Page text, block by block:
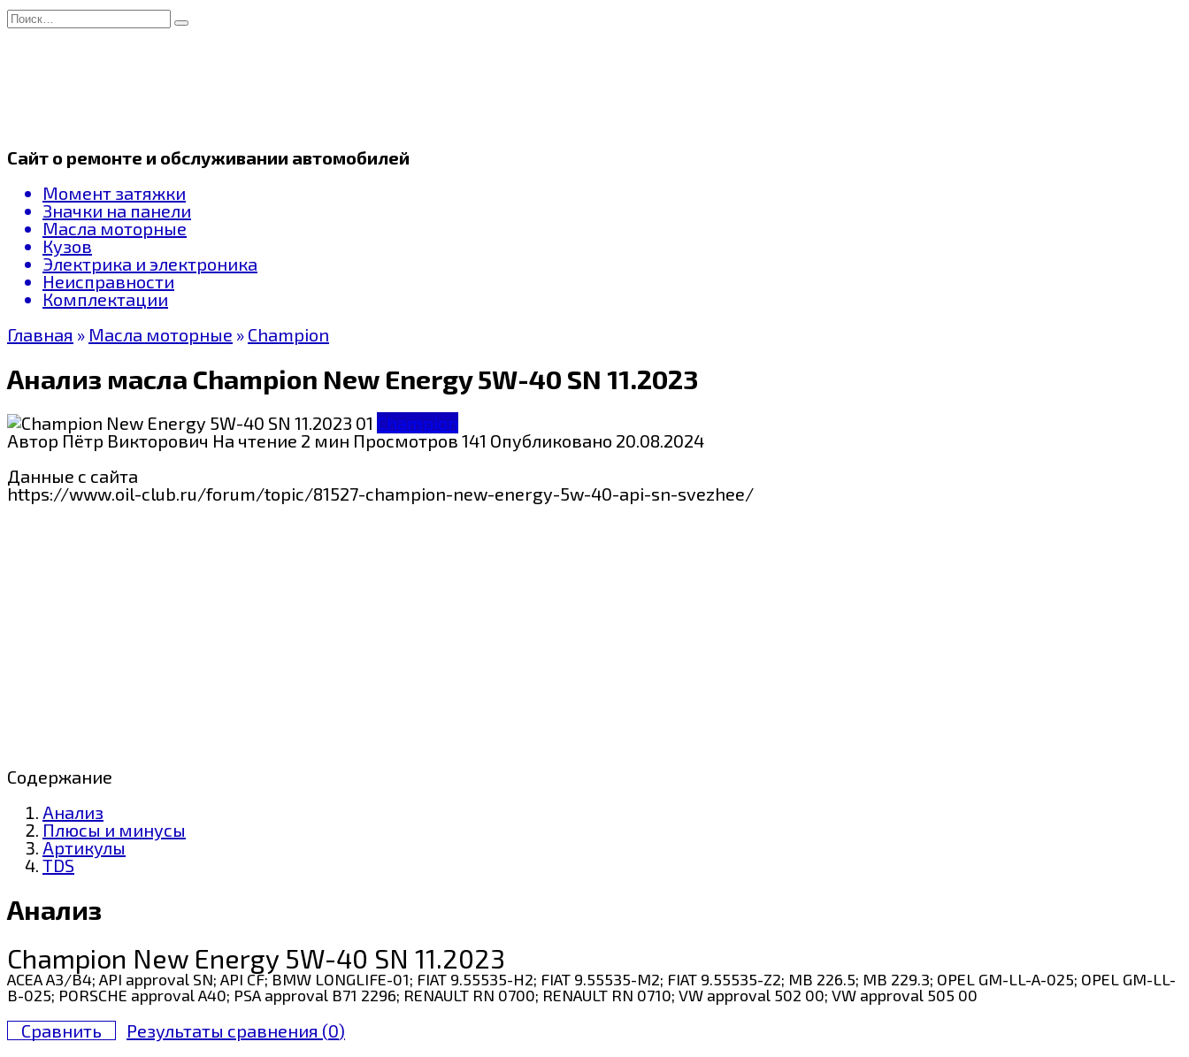
Перейти
к
Search
for:
Сайт о ремонте и обслуживании автомобилей
Момент затяжки
Значки на панели
Масла моторные
Кузов
Электрика и электроника
Неисправности
Комплектации
Главная » Масла моторные » Champion
Анализ масла Champion New Energy 5W-40 SN 11.2023
Champion
Автор Пётр Викторович На чтение 2 мин Просмотров141 Опубликовано 20.08.2024
Данные с сайта
https://www.oil-club.ru/forum/topic/81527-champion-new-energy-5w-40-api-sn-svezhee/
Содержание
Анализ
Плюсы и минусы
Артикулы
TDS
Анализ
Champion New Energy 5W-40 SN 11.2023
ACEA A3/B4; API approval SN; API CF; BMW LONGLIFE-01; FIAT 9.55535-H2; FIAT 9.55535-M2; FIAT 9.55535-Z2; MB 226.5; MB 229.3; OPEL GM-LL-A-025; OPEL GM-LL-
B-025; PORSCHE approval A40; PSA approval B71 2296; RENAULT RN 0700; RENAULT RN 0710; VW approval 502 00; VW approval 505 00
Сравнить Результаты сравнения (0)